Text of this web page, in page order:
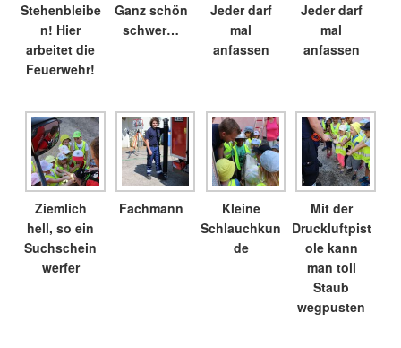
Stehenbleibe
n! Hier
arbeitet die
Feuerwehr!
Ganz schön
schwer…
Jeder darf
mal
anfassen
Jeder darf
mal
anfassen
Ziemlich
hell, so ein
Suchschein
werfer
Fachmann
Kleine
Schlauchkun
de
Mit der
Druckluftpist
ole kann
man toll
Staub
wegpusten